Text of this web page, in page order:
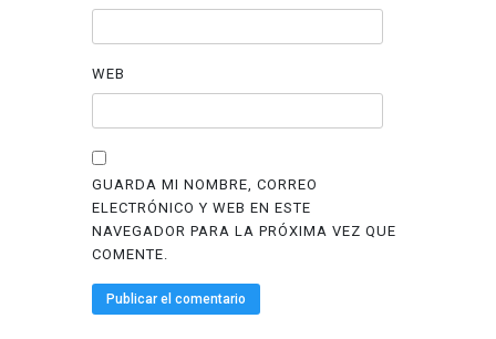
WEB
GUARDA MI NOMBRE, CORREO
ELECTRÓNICO Y WEB EN ESTE
NAVEGADOR PARA LA PRÓXIMA VEZ QUE
COMENTE.